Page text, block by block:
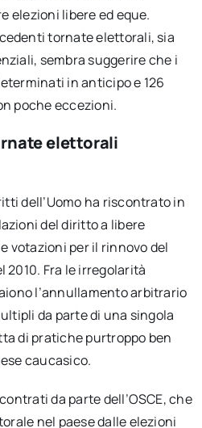
elezioni libere ed eque.
tornate elettorali, sia
sembra suggerire che i
in anticipo e 126
poche eccezioni.
elettorali
dell’Uomo ha riscontrato in
del diritto a libere
votazioni per il rinnovo del
2010. Fra le irregolarità
l’annullamento arbitrario
da parte di una singola
di pratiche purtroppo ben
caucasico.
da parte dell’OSCE, che
nel paese dalle elezioni